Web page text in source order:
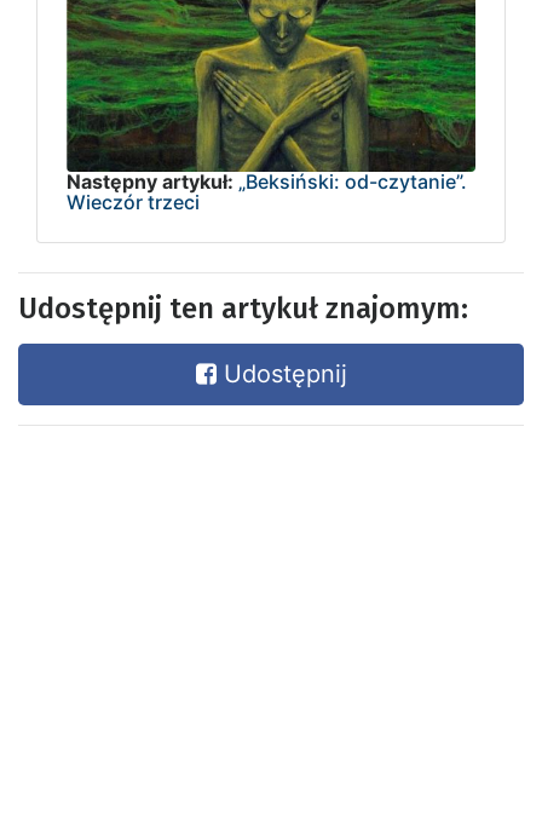
Następny artykuł: „Beksiński: od-czytanie”.
Wieczór trzeci
Udostępnij ten artykuł znajomym:
Udostępnij